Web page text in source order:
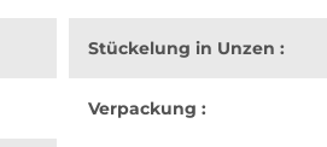
Stückelung in Unzen :
Verpackung :